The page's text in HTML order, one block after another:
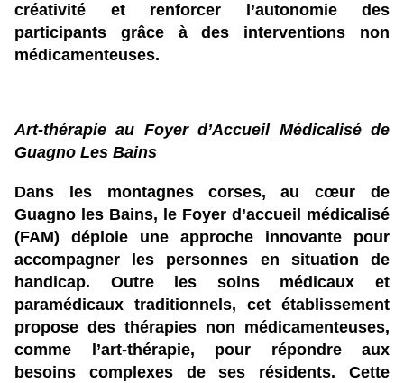
créativité et renforcer l’autonomie des
participants grâce à des interventions non
médicamenteuses.
Art-thérapie au Foyer d’Accueil Médicalisé de
Guagno Les Bains
Dans les montagnes corses, au cœur de
Guagno les Bains, le Foyer d’accueil médicalisé
(FAM) déploie une approche innovante pour
accompagner les personnes en situation de
handicap. Outre les soins médicaux et
paramédicaux traditionnels, cet établissement
propose des thérapies non médicamenteuses,
comme l’art-thérapie, pour répondre aux
besoins complexes de ses résidents. Cette